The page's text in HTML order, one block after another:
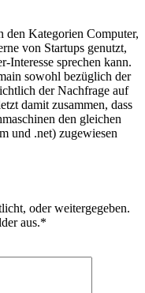
den Kategorien Computer,
von Startups genutzt,
Interesse sprechen kann.
sowohl bezüglich der
der Nachfrage auf
damit zusammen, dass
den gleichen
und .net) zugewiesen
oder weitergegeben.
aus.*